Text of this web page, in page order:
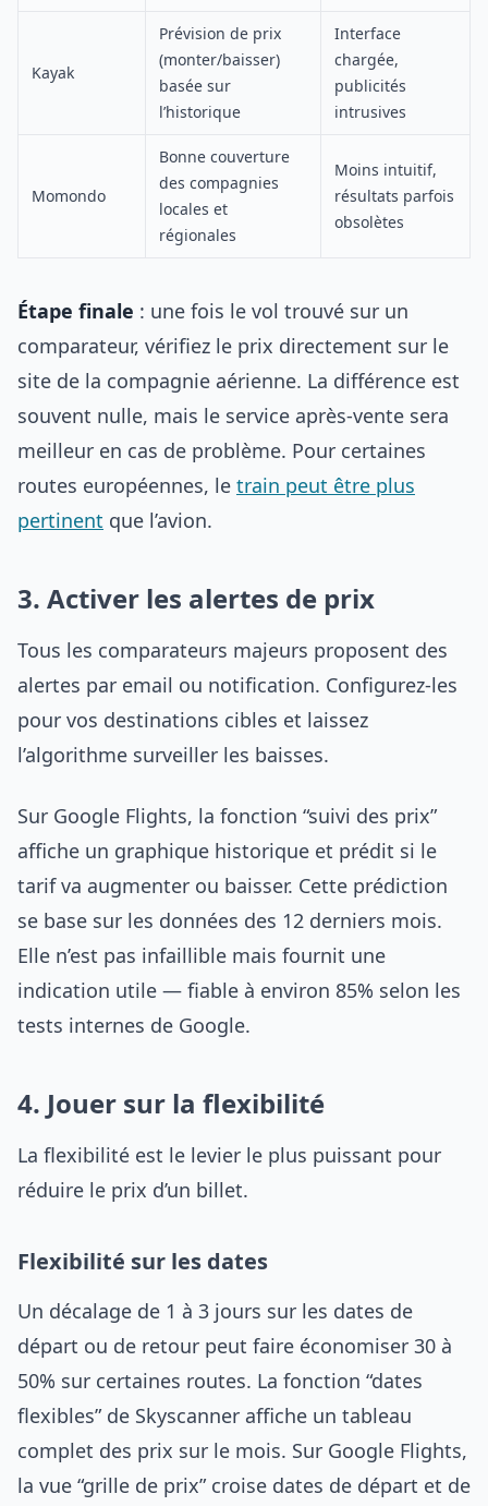
Kayak
Prévision de prix
(monter/baisser)
basée sur
l’historique
Interface
chargée,
publicités
intrusives
Momondo
Bonne couverture
des compagnies
locales et
régionales
Moins intuitif,
résultats parfois
obsolètes
Étape finale : une fois le vol trouvé sur un
comparateur, vérifiez le prix directement sur le
site de la compagnie aérienne. La différence est
souvent nulle, mais le service après-vente sera
meilleur en cas de problème. Pour certaines
routes européennes, le train peut être plus
pertinent que l’avion.
3. Activer les alertes de prix
Tous les comparateurs majeurs proposent des
alertes par email ou notification. Configurez-les
pour vos destinations cibles et laissez
l’algorithme surveiller les baisses.
Sur Google Flights, la fonction “suivi des prix”
affiche un graphique historique et prédit si le
tarif va augmenter ou baisser. Cette prédiction
se base sur les données des 12 derniers mois.
Elle n’est pas infaillible mais fournit une
indication utile — fiable à environ 85% selon les
tests internes de Google.
4. Jouer sur la flexibilité
La flexibilité est le levier le plus puissant pour
réduire le prix d’un billet.
Flexibilité sur les dates
Un décalage de 1 à 3 jours sur les dates de
départ ou de retour peut faire économiser 30 à
50% sur certaines routes. La fonction “dates
flexibles” de Skyscanner affiche un tableau
complet des prix sur le mois. Sur Google Flights,
la vue “grille de prix” croise dates de départ et de